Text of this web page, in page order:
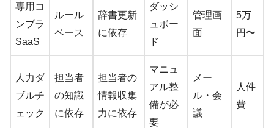
専用コ
ンプラ
SaaS
ルール
ベース
辞書更新
に依存
ダッシ
ュボー
ド
管理画
面
5万
円〜
人力ダ
ブルチ
ェック
担当者
の知識
に依存
担当者の
情報収集
力に依存
マニュ
アル整
備が必
要
メー
ル・会
議
人件
費